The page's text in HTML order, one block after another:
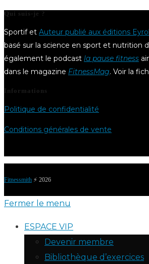
Qui suis-je ?
Sportif et Auteur publié aux éditions
basé sur la science en sport et nutrition
également le podcast la pause fitness
dans le magazine FitnessMag. Voir la
Informations
Politique de confidentialité
Conditions générales de vente
Fitnessmith ⚡️ 2026
Fermer le menu
ESPACE VIP
Devenir membre
Bibliothèque d’exercices